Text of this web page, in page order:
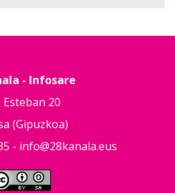
- Infosare
Esteban 20
(Gipuzkoa)
- info@28kanala.eus